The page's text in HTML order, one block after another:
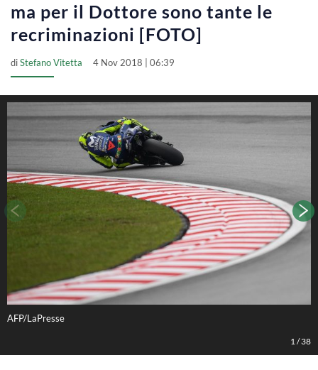
ma per il Dottore sono tante le
recriminazioni [FOTO]
diStefano Vitetta 4 Nov 2018 | 06:39
AFP/LaPresse
1 /38